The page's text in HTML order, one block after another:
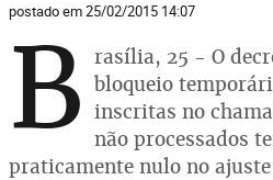
postado em 25/02/2015 14:07
B rasília, 25 - O
bloqueio
inscritas no
não processados
praticamente nulo no